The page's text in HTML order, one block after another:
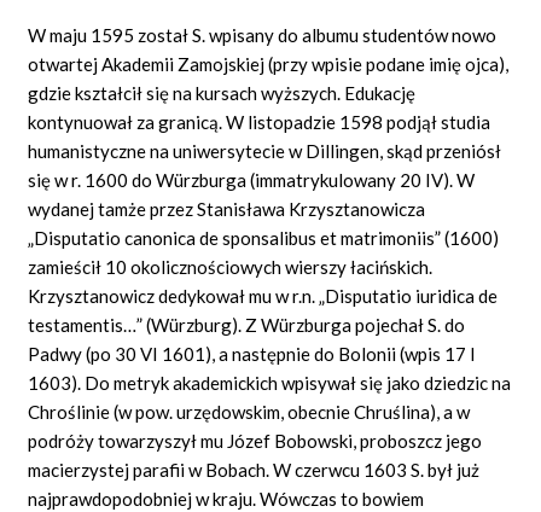
W maju 1595 został S. wpisany do albumu studentów nowo
otwartej Akademii Zamojskiej (przy wpisie podane imię ojca),
gdzie kształcił się na kursach wyższych. Edukację
kontynuował za granicą. W listopadzie 1598 podjął studia
humanistyczne na uniwersytecie w Dillingen, skąd przeniósł
się w r. 1600 do Würzburga (immatrykulowany 20 IV). W
wydanej tamże przez Stanisława Krzysztanowicza
„Disputatio canonica de sponsalibus et matrimoniis” (1600)
zamieścił 10 okolicznościowych wierszy łacińskich.
Krzysztanowicz dedykował mu w r.n. „Disputatio iuridica de
testamentis…” (Würzburg). Z Würzburga pojechał S. do
Padwy (po 30 VI 1601), a następnie do Bolonii (wpis 17 I
1603). Do metryk akademickich wpisywał się jako dziedzic na
Chroślinie (w pow. urzędowskim, obecnie Chruślina), a w
podróży towarzyszył mu Józef Bobowski, proboszcz jego
macierzystej parafii w Bobach. W czerwcu 1603 S. był już
najprawdopodobniej w kraju. Wówczas to bowiem